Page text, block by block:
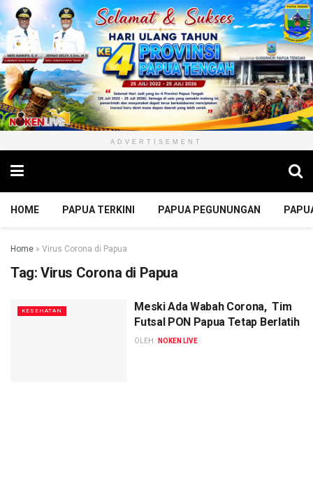
ADVERTISEMENT
HOME PAPUA TERKINI PAPUA PEGUNUNGAN
Home » Virus Corona di Papua
Tag: Virus Corona di Papua
KESEHATAN
Meski Ada Wabah Corona, Tim
Futsal PON Papua Tetap Berlatih
OLEH : NOKEN LIVE